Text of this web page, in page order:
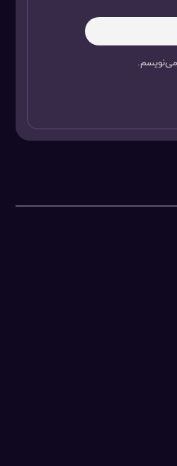
می‌نویسم.